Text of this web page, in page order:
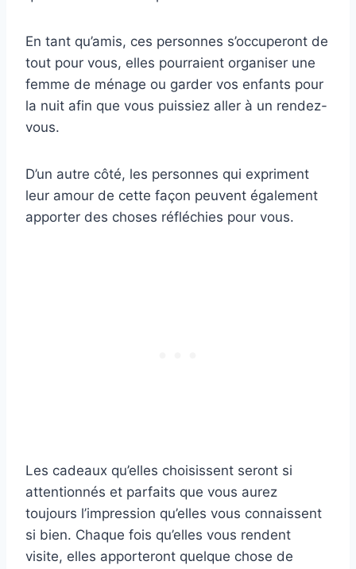
En tant qu’amis, ces personnes s’occuperont de
tout pour vous, elles pourraient organiser une
femme de ménage ou garder vos enfants pour
la nuit afin que vous puissiez aller à un rendez-
vous.
D’un autre côté, les personnes qui expriment
leur amour de cette façon peuvent également
apporter des choses réfléchies pour vous.
Les cadeaux qu’elles choisissent seront si
attentionnés et parfaits que vous aurez
toujours l’impression qu’elles vous connaissent
si bien. Chaque fois qu’elles vous rendent
visite, elles apporteront quelque chose de